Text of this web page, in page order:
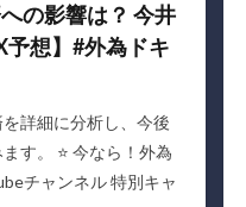
の影響は？ 今井
想】#外為ドキ
詳細に分析し、今後
す。 ⭐ 今なら！外為
チャンネル 特別キャ